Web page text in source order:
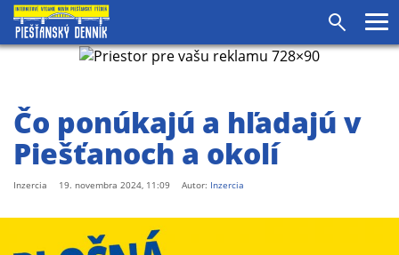
Čo ponúkajú a hľadajú v
Piešťanoch a okolí
Inzercia 19. novembra 2024, 11:09 Autor: Inzercia